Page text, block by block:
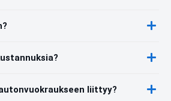
liittyy?